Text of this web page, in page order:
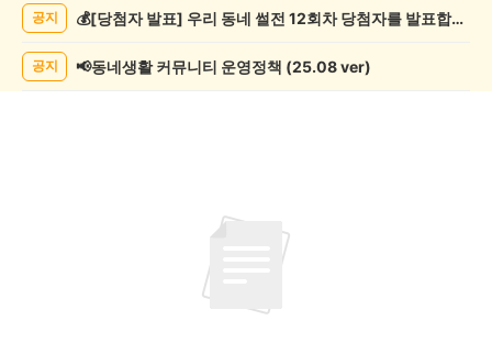
록
공지 💰[당첨자 발표] 우리 동네 썰전 12회차 당첨자를 발표합니다!
공지 📢동네생활 커뮤니티 운영정책 (25.08 ver)